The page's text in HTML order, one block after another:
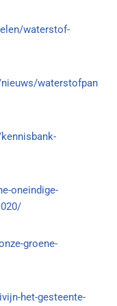
waterstof-
waterstofpan
oneindige-
groene-
het-gesteente-